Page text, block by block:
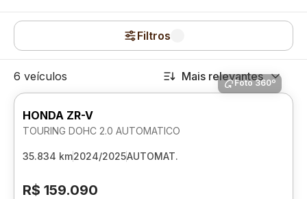
Filtros
6 veículos Mais relevantes
Foto 360º
HONDA ZR-V
TOURING DOHC 2.0 AUTOMATICO
35.834 km2024/2025AUTOMAT.
R$ 159.090